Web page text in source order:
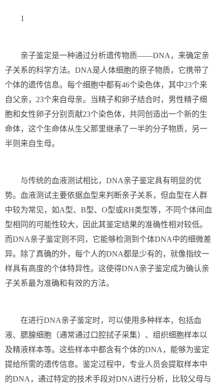
1
亲子鉴定是一种通过分析遗传物质——DNA，来确定亲
子关系的科学方法。DNA是人体细胞的原子物质，它携带了
个体的遗传信息。每个细胞中都有46个染色体，其中23个来
自父亲，23个来自母亲。当精子和卵子结合时，男性精子细
胞和女性卵子分别贡献23个染色体，共同创造出一个新的生
命体，这个生命体从生父那里继承了一半的分子物质，另一
半则来自生母。
与传统的血液测试相比，DNA亲子鉴定具有明显的优
势。血液测试主要依据血型来判断亲子关系，但血型在人群
中较为常见，如A型、B型、O型或RH类型等，不同个体间血
型相同的可能性较大，因此其鉴定结果的准确性相对较低。
而DNA亲子鉴定则不同，它能够检测到个体DNA中的细微差
异。除了真确的外，每个人的DNA都是少有的，就像指纹一
样具有高度的个体特异性。这使得DNA亲子鉴定成为确认亲
子关系最为准确和有效的方法。
在进行DNA亲子鉴定时，可以使用多种样本，包括血
液、腮腺细胞（通常通过口腔拭子采集）、组织细胞样本以
及精液样本等。这些样本中都含有个体的DNA，能够为鉴定
提给所需的遗传信息。鉴定过程中，专业人员会提取样本中
的DNA，通过特定的技术手段对DNA进行分析，比较父母与